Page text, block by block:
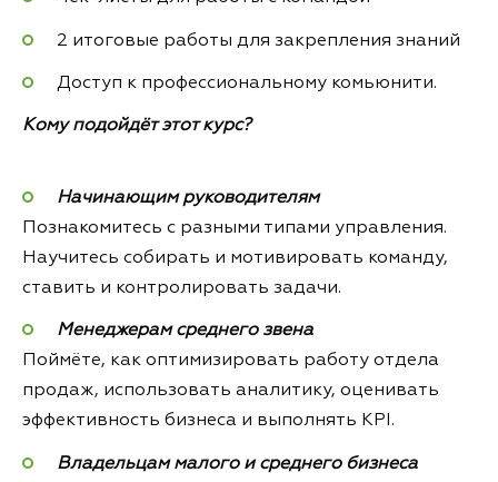
2 итоговые работы для закрепления знаний
Доступ к профессиональному комьюнити.
Кому подойдёт этот курс?
Начинающим руководителям
Познакомитесь с разными типами управления.
Научитесь собирать и мотивировать команду,
ставить и контролировать задачи.
Менеджерам среднего звена
Поймёте, как оптимизировать работу отдела
продаж, использовать аналитику, оценивать
эффективность бизнеса и выполнять KPI.
Владельцам малого и среднего бизнеса